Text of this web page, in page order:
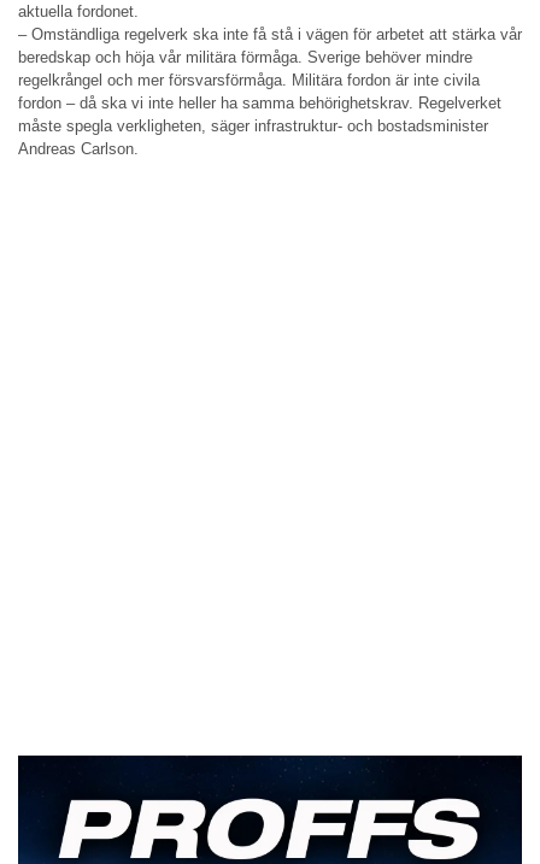
aktuella fordonet.
– Omständliga regelverk ska inte få stå i vägen för arbetet att stärka vår
beredskap och höja vår militära förmåga. Sverige behöver mindre
regelkrångel och mer försvarsförmåga. Militära fordon är inte civila
fordon – då ska vi inte heller ha samma behörighetskrav. Regelverket
måste spegla verkligheten, säger infrastruktur- och bostadsminister
Andreas Carlson.